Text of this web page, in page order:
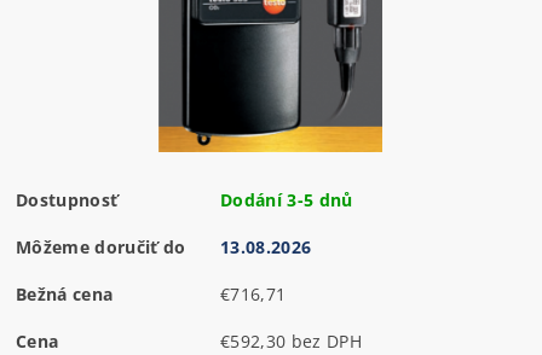
Dostupnosť Dodání 3-5 dnů
Môžeme doručiť do 13.08.2026
Bežná cena €716,71
Cena €592,30 bez DPH